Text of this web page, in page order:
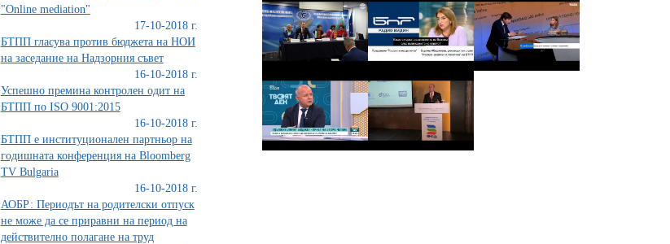
"Online mediation"
17-10-2018 г.
БТПП гласува против бюджета на НОИ
на заседание на Надзорния съвет
16-10-2018 г.
Успешно премина контролен одит на
БТПП по ISO 9001:2015
16-10-2018 г.
БТПП е институционален партньор на
годишната конференция на Bloomberg
TV Bulgaria
16-10-2018 г.
АОБР: Периодът на родителски отпуск
не може да се приравни на период на
действително полагане на труд